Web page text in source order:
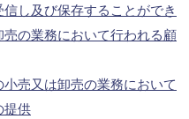
し及び保存することができ
の業務において行われる顧
売又は卸売の業務において
提供